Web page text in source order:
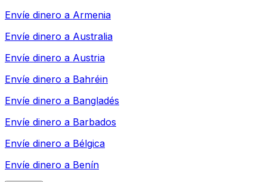
Envíe dinero a Armenia
Envíe dinero a Australia
Envíe dinero a Austria
Envíe dinero a Bahréin
Envíe dinero a Bangladés
Envíe dinero a Barbados
Envíe dinero a Bélgica
Envíe dinero a Benín